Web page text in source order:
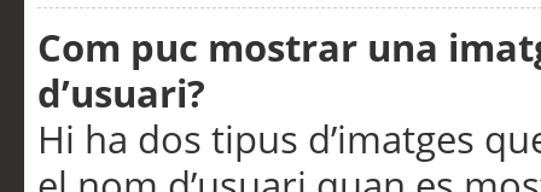
Com puc mostrar una
d’usuari?
Hi ha dos tipus d’imatges